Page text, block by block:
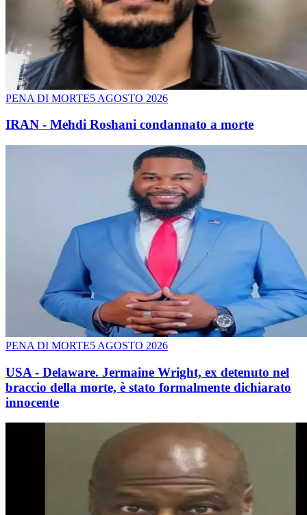
PENA DI MORTE5 AGOSTO 2026
IRAN - Mehdi Roshani condannato a morte
PENA DI MORTE5 AGOSTO 2026
USA - Delaware. Jermaine Wright, ex detenuto nel
braccio della morte, è stato formalmente dichiarato
innocente